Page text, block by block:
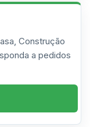
Construção
a pedidos